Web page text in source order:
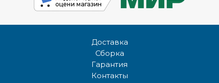
Доставка
Сборка
Гарантия
Контакты